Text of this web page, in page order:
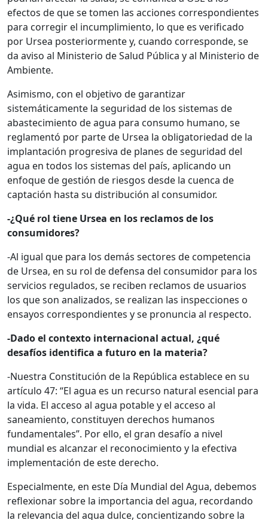
efectos de que se tomen las acciones correspondientes
para corregir el incumplimiento, lo que es verificado
por Ursea posteriormente y, cuando corresponde, se
da aviso al Ministerio de Salud Pública y al Ministerio de
Ambiente.
Asimismo, con el objetivo de garantizar
sistemáticamente la seguridad de los sistemas de
abastecimiento de agua para consumo humano, se
reglamentó por parte de Ursea la obligatoriedad de la
implantación progresiva de planes de seguridad del
agua en todos los sistemas del país, aplicando un
enfoque de gestión de riesgos desde la cuenca de
captación hasta su distribución al consumidor.
-¿Qué rol tiene Ursea en los reclamos de los
consumidores?
-Al igual que para los demás sectores de competencia
de Ursea, en su rol de defensa del consumidor para los
servicios regulados, se reciben reclamos de usuarios
los que son analizados, se realizan las inspecciones o
ensayos correspondientes y se pronuncia al respecto.
-Dado el contexto internacional actual, ¿qué
desafíos identifica a futuro en la materia?
-Nuestra Constitución de la República establece en su
artículo 47: “El agua es un recurso natural esencial para
la vida. El acceso al agua potable y el acceso al
saneamiento, constituyen derechos humanos
fundamentales”. Por ello, el gran desafío a nivel
mundial es alcanzar el reconocimiento y la efectiva
implementación de este derecho.
Especialmente, en este Día Mundial del Agua, debemos
reflexionar sobre la importancia del agua, recordando
la relevancia del agua dulce, concientizando sobre la